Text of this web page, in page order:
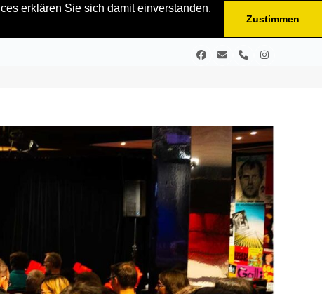
erklären Sie sich damit einverstanden.
Zustimmen
Facebook
E- TelefonInstagram